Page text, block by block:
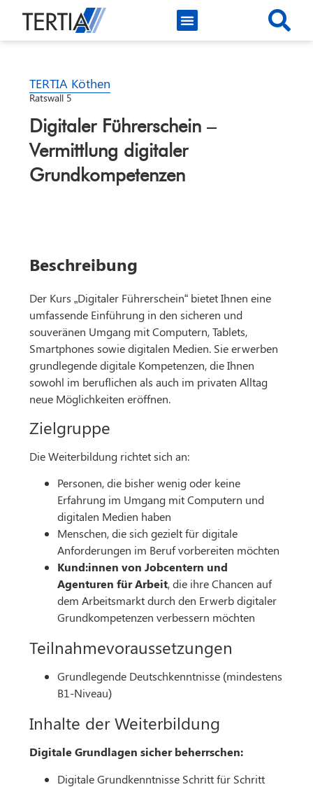
TERTIA Köthen
Ratswall 5
Digitaler Führerschein –
Vermittlung digitaler
Grundkompetenzen
Beschreibung
Der Kurs „Digitaler Führerschein“ bietet Ihnen eine
umfassende Einführung in den sicheren und
souveränen Umgang mit Computern, Tablets,
Smartphones sowie digitalen Medien. Sie erwerben
grundlegende digitale Kompetenzen, die Ihnen
sowohl im beruflichen als auch im privaten Alltag
neue Möglichkeiten eröffnen.
Zielgruppe
Die Weiterbildung richtet sich an:
Personen, die bisher wenig oder keine
Erfahrung im Umgang mit Computern und
digitalen Medien haben
Menschen, die sich gezielt für digitale
Anforderungen im Beruf vorbereiten möchten
Kund:innen von Jobcentern und
Agenturen für Arbeit, die ihre Chancen auf
dem Arbeitsmarkt durch den Erwerb digitaler
Grundkompetenzen verbessern möchten
Teilnahmevoraussetzungen
Grundlegende Deutschkenntnisse (mindestens
B1-Niveau)
Inhalte der Weiterbildung
Digitale Grundlagen sicher beherrschen:
Digitale Grundkenntnisse Schritt für Schritt